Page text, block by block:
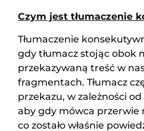
Czym jest tłumaczenie
Tłumaczenie
gdy tłumacz stojąc obok
przekazywaną treść w
fragmentach. Tłumacz
przekazu, w zależności
aby gdy mówca przerwie
co zostało właśnie